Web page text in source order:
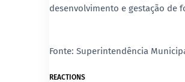
desenvolvimento e gestação de
Fonte: Superintendência
REACTIONS